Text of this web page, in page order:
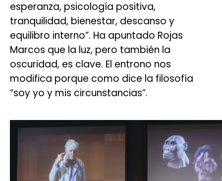
esperanza, psicología positiva,
tranquilidad, bienestar, descanso y
equilibro interno”. Ha apuntado Rojas
Marcos que la luz, pero también la
oscuridad, es clave. El entrono nos
modifica porque como dice la filosofía
“soy yo y mis circunstancias”.